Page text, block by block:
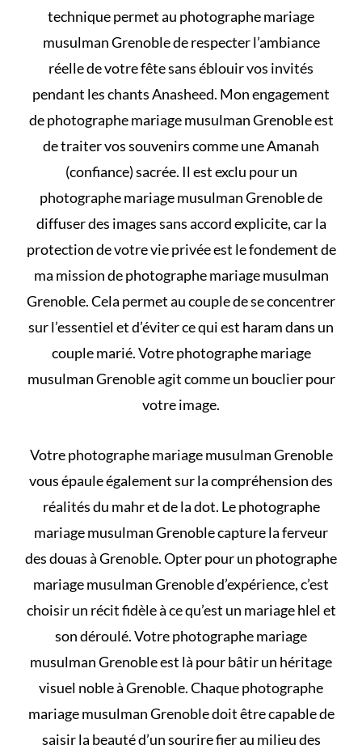
technique permet au photographe mariage
musulman Grenoble de respecter l’ambiance
réelle de votre fête sans éblouir vos invités
pendant les chants Anasheed. Mon engagement
de photographe mariage musulman Grenoble est
de traiter vos souvenirs comme une Amanah
(confiance) sacrée. Il est exclu pour un
photographe mariage musulman Grenoble de
diffuser des images sans accord explicite, car la
protection de votre vie privée est le fondement de
ma mission de photographe mariage musulman
Grenoble. Cela permet au couple de se concentrer
sur l’essentiel et d’éviterce qui est haram dans un
couple marié. Votre photographe mariage
musulman Grenoble agit comme un bouclier pour
votre image.
Votre photographe mariage musulman Grenoble
vous épaule également sur la compréhension des
réalités du mahr et de la dot. Le photographe
mariage musulman Grenoble capture la ferveur
des douas à Grenoble. Opter pour un photographe
mariage musulman Grenoble d’expérience, c’est
choisir un récit fidèle àce qu’est un mariage hlel et
son déroulé. Votre photographe mariage
musulman Grenoble est là pour bâtir un héritage
visuel noble à Grenoble. Chaque photographe
mariage musulman Grenoble doit être capable de
saisir la beauté d’un sourire fier au milieu des